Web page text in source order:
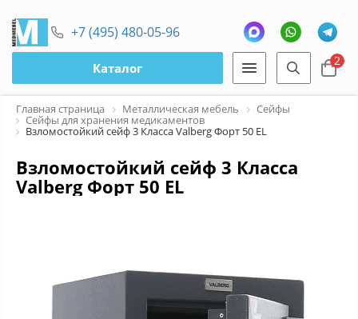
+7 (495) 480-05-96
Каталог 2
Главная страница Металлическая мебель Сейфы
Сейфы для хранения медикаментов
Взломостойкий сейф 3 Класса Valberg Форт 50 EL
Взломостойкий сейф 3 Класса
Valberg Форт 50 EL